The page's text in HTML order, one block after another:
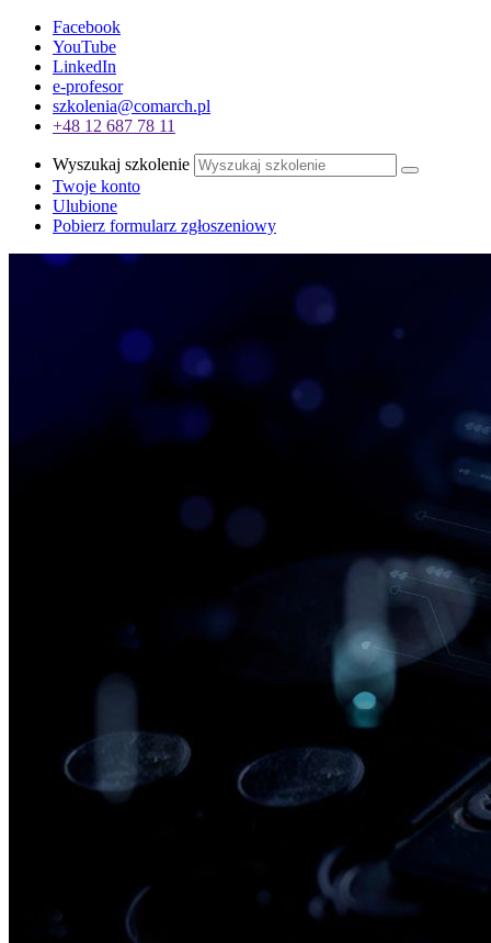
Facebook
YouTube
LinkedIn
e-profesor
szkolenia@comarch.pl
+48 12 687 78 11
Wyszukaj szkolenie
Twoje konto
Ulubione
Pobierz formularz zgłoszeniowy